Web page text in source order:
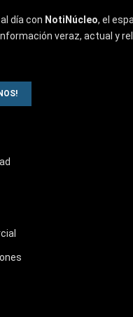
día con NotiNúcleo, el
veraz, actual y